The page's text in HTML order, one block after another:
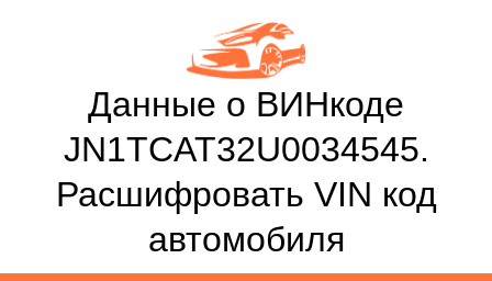
Данные о ВИНкоде
JN1TCAT32U0034545.
Расшифровать VIN код
автомобиля